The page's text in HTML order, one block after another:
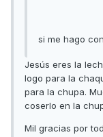
si me hago
Jesús eres la
logo para la
para la chupa.
coserlo en la
Mil gracias por